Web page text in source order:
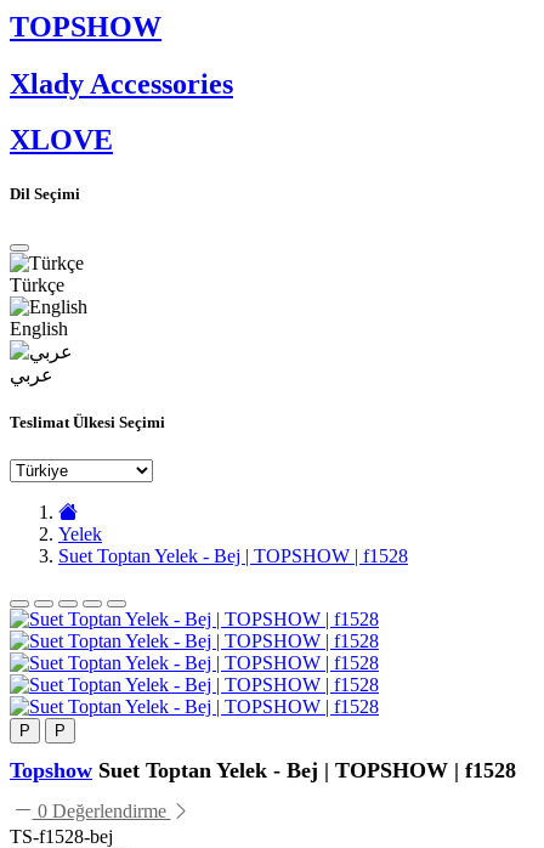
TOPSHOW
Xlady Accessories
XLOVE
Dil Seçimi
Türkçe
English
عربي
Teslimat Ülkesi Seçimi
Yelek
Suet Toptan Yelek - Bej | TOPSHOW | f1528
P P
Topshow Suet Toptan Yelek - Bej | TOPSHOW | f1528
0 Değerlendirme
TS-f1528-bej